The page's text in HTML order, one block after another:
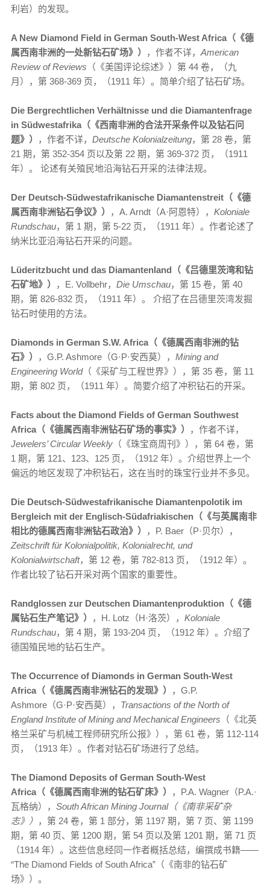
利岩）的发现。
A New Diamond Field in German South-West Africa（《德
属西南非洲的一处新钻石矿场》）
，作者不详， American
Review of Reviews （《美国评论综述》）第 44 卷，（九
月），第 368-369 页，（1911 年）。简单介绍了钻石矿场。
Die Bergrechtlichen Verhältnisse und die Diamantenfrage
in Südwestafrika（《西南非洲的合法开采条件以及钻石问
题》）
，作者不详， Deutsche Kolonialzeitung，第 28 卷，第
21 期，第 352-354 页以及第 22 期，第 369-372 页，（1911
年）。 论述有关殖民地沿海钻石开采的法律法规。
Der Deutsch-Südwestafrikanische Diamantenstreit（《德
属西南非洲钻石争议》）
，A. Arndt（A·阿恩特）， Koloniale
Rundschau，第 1 期，第 5-22 页，（1911 年）。作者论述了
纳米比亚沿海钻石开采的问题。
Lüderitzbucht und das Diamantenland（《吕德里茨湾和钻
石矿地》）
，E. Vollbehr， Die Umschau，第 15 卷，第 40
期，第 826-832 页，（1911 年）。 介绍了在吕德里茨湾发掘
钻石时使用的方法。
Diamonds in German S.W. Africa（《德属西南非洲的钻
石》）
，G.P. Ashmore（G·P·安西莫）， Mining and
Engineering World（《采矿与工程世界》），第 35 卷，第 11
期，第 802 页，（1911 年）。简要介绍了冲积钻石的开采。
Facts about the Diamond Fields of German Southwest
Africa（《德属西南非洲钻石矿场的事实》）
，作者不详，
Jewelers’ Circular Weekly （《珠宝商周刊》），第 64 卷，第
1 期，第 121、123、125 页，（1912 年）。介绍世界上一个
偏远的地区发现了冲积钻石，这在当时的珠宝行业并不多见。
Die Deutsch-Südwestafrikanische Diamantenpolotik im
Bergleich mit der Englisch-Südafriakischen（《与英属南非
相比的德属西南非洲钻石政治》）
，P. Baer（P·贝尔），
Zeitschrift für Kolonialpolitik, Kolonialrecht, und
Kolonialwirtschaft，第 12 卷，第 782-813 页，（1912 年）。
作者比较了钻石开采对两个国家的重要性。
Randglossen zur Deutschen Diamantenproduktion（《德
属钻石生产笔记》）
，H. Lotz（H·洛茨）， Koloniale
Rundschau，第 4 期，第 193-204 页，（1912 年）。介绍了
德国殖民地的钻石生产。
The Occurrence of Diamonds in German South-West
Africa（《德属西南非洲钻石的发现》）
，G.P.
Ashmore（G·P·安西莫）， Transactions of the North of
England Institute of Mining and Mechanical Engineers （《北英
格兰采矿与机械工程师研究所公报》），第 61 卷，第 112-114
页，（1913 年）。作者对钻石矿场进行了总结。
The Diamond Deposits of German South-West
Africa（《德属西南非洲的钻石矿床》）
，P.A. Wagner（P.A.·
瓦格纳）， South African Mining Journal（《南非采矿杂
志》） ，第 24 卷，第 1 部分，第 1197 期，第 7 页、第 1199
期，第 40 页、第 1200 期，第 54 页以及第 1201 期，第 71 页
（1914 年）。这些信息经同一作者概括总结，编撰成书籍——
“The Diamond Fields of South Africa”（《南非的钻石矿
场》）。